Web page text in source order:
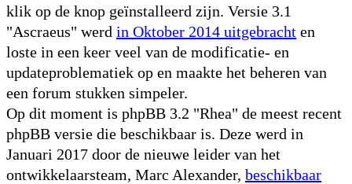
klik op de knop geïnstalleerd zijn. Versie 3.1
"Ascraeus" werd in Oktober 2014 uitgebracht en
loste in een keer veel van de modificatie- en
updateproblematiek op en maakte het beheren van
een forum stukken simpeler.
Op dit moment is phpBB 3.2 "Rhea" de meest recent
phpBB versie die beschikbaar is. Deze werd in
Januari 2017 door de nieuwe leider van het
ontwikkelaarsteam, Marc Alexander, beschikbaar